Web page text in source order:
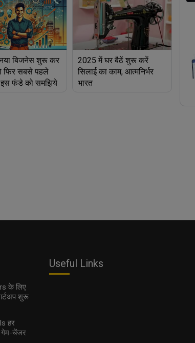
बिजनेस शुरू कर
फिर सबसे पहले
फंडे को समझिये
2025 में घर बैठें शुरू करें
सिलाई का काम, आत्मनिर्भर
भारत
के लिए
शुरू
हर
गेम-चेंजर
Useful Links